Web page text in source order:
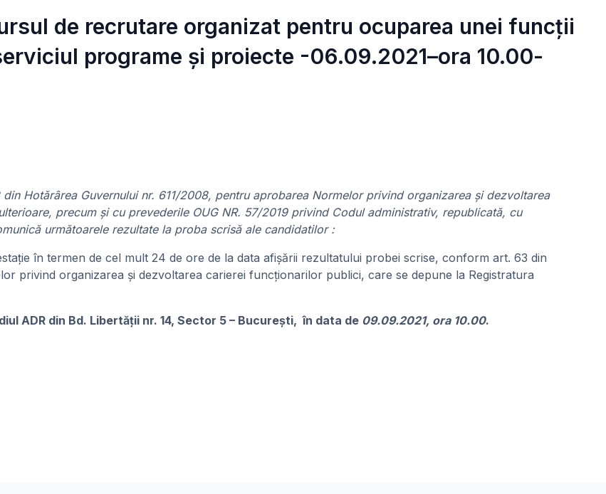
de recrutare organizat pentru ocuparea unei funcții
programe și proiecte -06.09.2021–ora 10.00-
Hotărârea Guvernului nr. 611/2008, pentru aprobarea Normelor privind organizarea și dezvoltarea
precum și cu prevederile OUG NR. 57/2019 privind Codul administrativ, republicată, cu
următoarele rezultate la proba scrisă ale candidatilor :
în termen de cel mult 24 de ore de la data afişării rezultatului probei scrise, conform art. 63 din
privind organizarea și dezvoltarea carierei funcționarilor publici, care se depune la Registratura
ADR din Bd. Libertății nr. 14, Sector 5 – Bucureşti, în data de 09.09.2021, ora 10.00.